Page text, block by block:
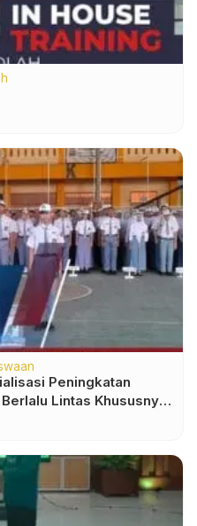
Peningkatan
Lintas Khususnya